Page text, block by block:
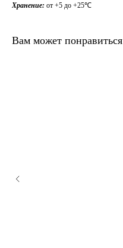
Хранение: от +5 до +25℃
Вам может понравиться